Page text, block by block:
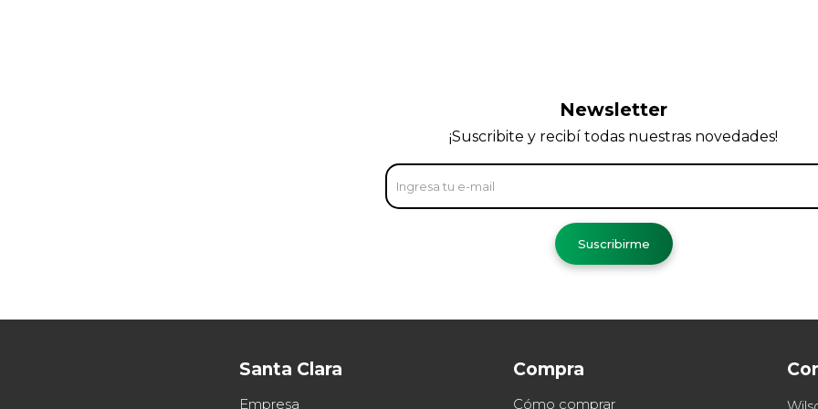
Santa Clara
Empresa
Compra
Cómo comprar
Newsletter
¡Suscribite y recibí todas nuestras novedades!
Suscribirme